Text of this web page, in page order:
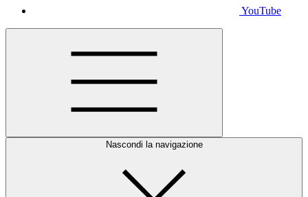
YouTube
Nascondi la navigazione